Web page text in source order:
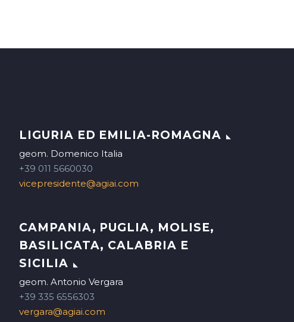
LIGURIA ED EMILIA-ROMAGNA
geom. Domenico Italia
+39 011 5660030
vicepresidente@agiai.com
CAMPANIA, PUGLIA, MOLISE,
BASILICATA, CALABRIA E
SICILIA
geom. Antonio Vergara
+39 335 6556303
vergara@agiai.com